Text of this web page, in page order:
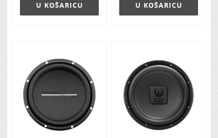
U KOŠARICU U KOŠARICU